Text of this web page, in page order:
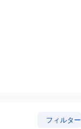
フィルター